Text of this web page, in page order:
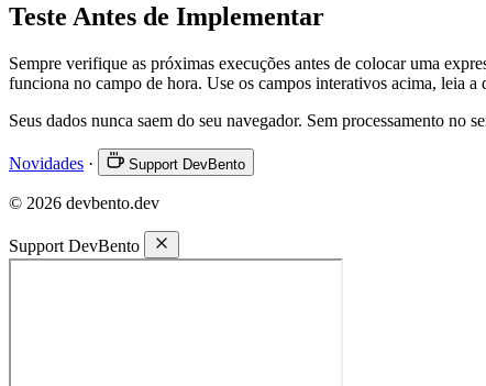
Teste Antes de Implementar
Sempre verifique as próximas execuções antes de colocar uma
funciona no campo de hora. Use os campos interativos acima, leia
Seus dados nunca saem do seu navegador. Sem processamento no
Novidades · Support DevBento
© 2026 devbento.dev
Support DevBento